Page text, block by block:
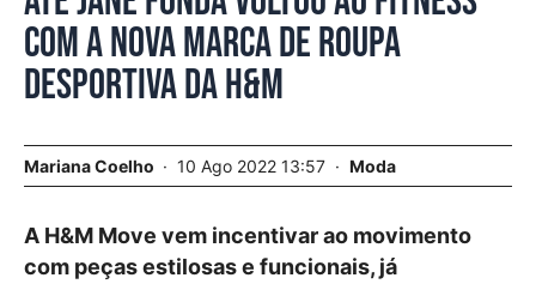
com a nova marca de roupa
desportiva da H&M
Mariana Coelho 10 Ago 2022 13:57 Moda
A H&M Move vem incentivar ao movimento
com peças estilosas e funcionais, já